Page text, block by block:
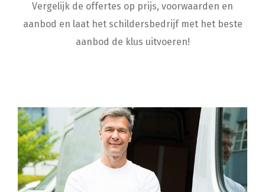
Vergelijk de offertes op prijs, voorwaarden en
aanbod en laat het schildersbedrijf met het beste
aanbod de klus uitvoeren!